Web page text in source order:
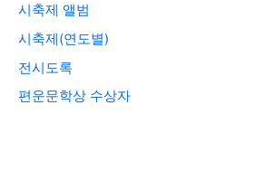
시축제 앨범
시축제(연도별)
전시도록
편운문학상 수상자